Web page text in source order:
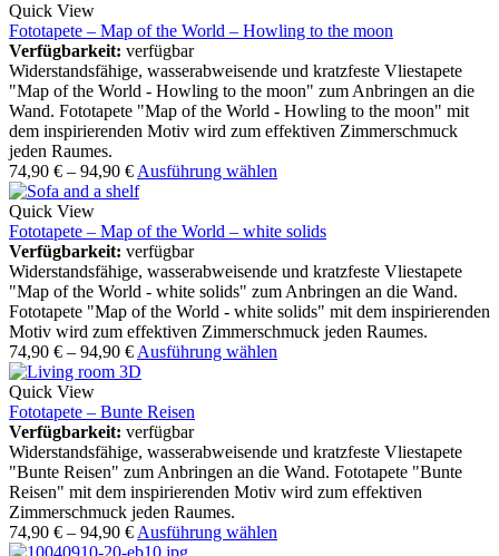
Quick View
Fototapete – Map of the World – Howling to the moon
Verfügbarkeit: verfügbar
Widerstandsfähige, wasserabweisende und kratzfeste Vliestapete
"Map of the World - Howling to the moon" zum Anbringen an die
Wand. Fototapete "Map of the World - Howling to the moon" mit
dem inspirierenden Motiv wird zum effektiven Zimmerschmuck
jeden Raumes.
74,90 € – 94,90 € Ausführung wählen
Quick View
Fototapete – Map of the World – white solids
Verfügbarkeit: verfügbar
Widerstandsfähige, wasserabweisende und kratzfeste Vliestapete
"Map of the World - white solids" zum Anbringen an die Wand.
Fototapete "Map of the World - white solids" mit dem inspirierenden
Motiv wird zum effektiven Zimmerschmuck jeden Raumes.
74,90 € – 94,90 € Ausführung wählen
Quick View
Fototapete – Bunte Reisen
Verfügbarkeit: verfügbar
Widerstandsfähige, wasserabweisende und kratzfeste Vliestapete
"Bunte Reisen" zum Anbringen an die Wand. Fototapete "Bunte
Reisen" mit dem inspirierenden Motiv wird zum effektiven
Zimmerschmuck jeden Raumes.
74,90 € – 94,90 € Ausführung wählen